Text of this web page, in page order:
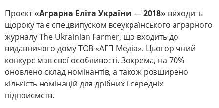
Проект«Аграрна Еліта України —2018» виходить
щороку та є спецвипуском всеукраїнського аграрного
журналу The Ukrainian Farmer, що входить до
видавничого дому ТОВ «АГП Медіа». Цьогорічний
конкурс мав свої особливості. Зокрема, на 70%
оновлено склад номінантів, а також розширено
кількість номінацій для дрібних і середніх
підприємств.